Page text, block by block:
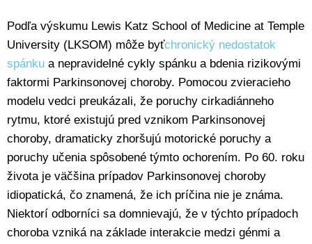
Podľa výskumu Lewis Katz School of Medicine at Temple
University (LKSOM) môže byťchronický nedostatok
spánku a nepravidelné cykly spánku a bdenia rizikovými
faktormi Parkinsonovej choroby. Pomocou zvieracieho
modelu vedci preukázali, že poruchy cirkadiánneho
rytmu, ktoré existujú pred vznikom Parkinsonovej
choroby, dramaticky zhoršujú motorické poruchy a
poruchy učenia spôsobené týmto ochorením. Po 60. roku
života je väčšina prípadov Parkinsonovej choroby
idiopatická, čo znamená, že ich príčina nie je známa.
Niektorí odborníci sa domnievajú, že v týchto prípadoch
choroba vzniká na základe interakcie medzi génmi a